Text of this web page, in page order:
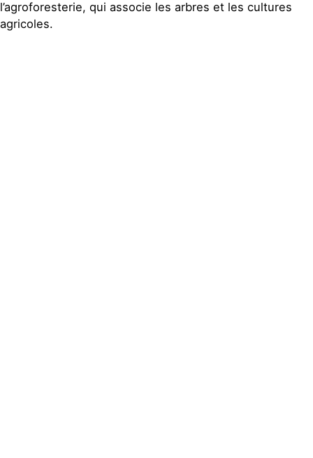
l’agroforesterie, qui associe les arbres et les cultures
agricoles.